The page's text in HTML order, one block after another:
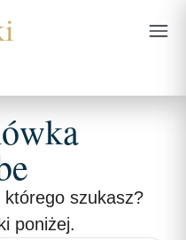
szukasz?
poniżej.